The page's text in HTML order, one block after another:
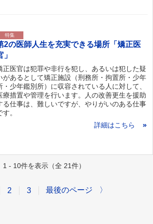
特集
2の医師人生を充実できる場所「矯正医
」
正医官は犯罪や非行を犯し、あるいは犯した疑
があるとして矯正施設（刑務所・拘置所・少年
・少年鑑別所）に収容されている人に対して、
療措置や管理を行います。人の改善更生を援助
る仕事は、難しいですが、やりがいのある仕事
す。
詳細はこちら
1 - 10件を表示（全 21件）
2 3 最後のページ 〉